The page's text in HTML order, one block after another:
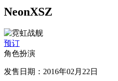
NeonXSZ
预订
角色扮演
发售日期：2016年02月22日